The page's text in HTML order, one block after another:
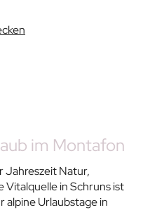
im Montafon
Jahreszeit Natur,
Vitalquelle in Schruns ist
alpine Urlaubstage in